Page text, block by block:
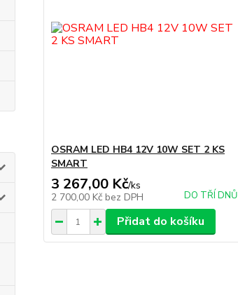
OSRAM LED HB4 12V 10W SET 2 KS
SMART
3 267,00 Kč/ks
2 700,00 Kč bez DPH DO TŘÍ DNŮ
Přidat do košíku